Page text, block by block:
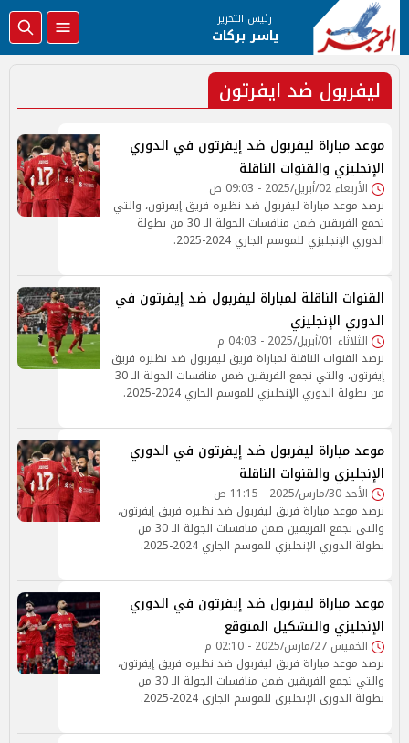
رئيس التحرير
ياسر بركات
ليفربول ضد ايفرتون
موعد مباراة ليفربول ضد إيفرتون في الدوري
الإنجليزي والقنوات الناقلة
الأربعاء 02/أبريل/2025 - 09:03 ص
نرصد موعد مباراة ليفربول ضد نظيره فريق إيفرتون، والتي
تجمع الفريقين ضمن منافسات الجولة الـ 30 من بطولة
الدوري الإنجليزي للموسم الجاري 2024-2025.
القنوات الناقلة لمباراة ليفربول ضد إيفرتون في
الدوري الإنجليزي
الثلاثاء 01/أبريل/2025 - 04:03 م
نرصد القنوات الناقلة لمباراة فريق ليفربول ضد نظيره فريق
إيفرتون، والتي تجمع الفريقين ضمن منافسات الجولة الـ 30
من بطولة الدوري الإنجليزي للموسم الجاري 2024-2025.
موعد مباراة ليفربول ضد إيفرتون في الدوري
الإنجليزي والقنوات الناقلة
الأحد 30/مارس/2025 - 11:15 ص
نرصد موعد مباراة فريق ليفربول ضد نظيره فريق إيفرتون،
والتي تجمع الفريقين ضمن منافسات الجولة الـ 30 من
بطولة الدوري الإنجليزي للموسم الجاري 2024-2025.
موعد مباراة ليفربول ضد إيفرتون في الدوري
الإنجليزي والتشكيل المتوقع
الخميس 27/مارس/2025 - 02:10 م
نرصد موعد مباراة فريق ليفربول ضد نظيره فريق إيفرتون،
والتي تجمع الفريقين ضمن منافسات الجولة الـ 30 من
بطولة الدوري الإنجليزي للموسم الجاري 2024-2025.